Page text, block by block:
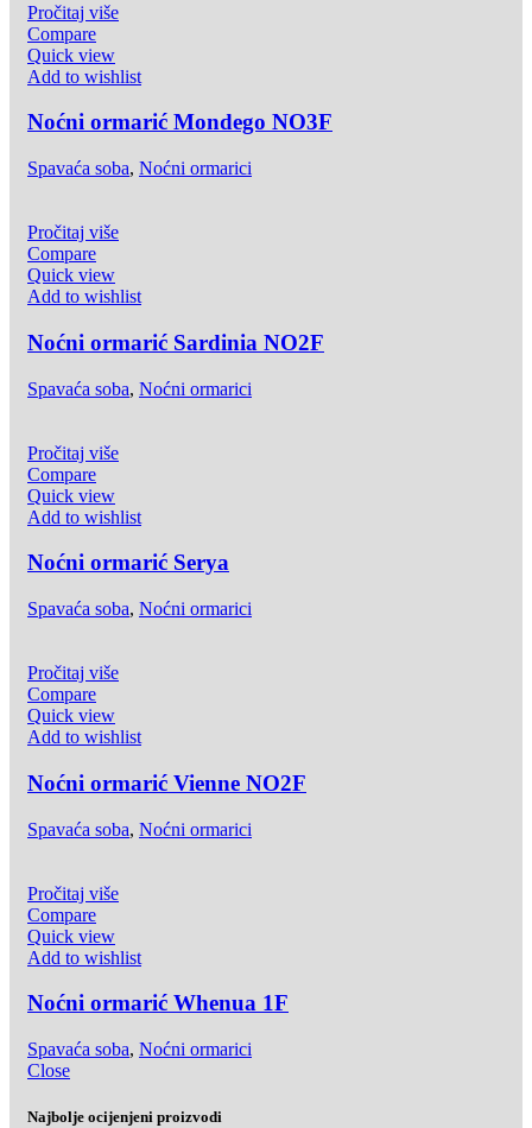
Close
Najbolje ocijenjeni proizvodi
Pročitaj više
Compare
Quick view
Add to wishlist
Noćni ormarić Mondego NO3F
Spavaća soba, Noćni ormarici
Pročitaj više
Compare
Quick view
Add to wishlist
Noćni ormarić Sardinia NO2F
Spavaća soba, Noćni ormarici
Pročitaj više
Compare
Quick view
Add to wishlist
Noćni ormarić Serya
Spavaća soba, Noćni ormarici
Pročitaj više
Compare
Quick view
Add to wishlist
Noćni ormarić Vienne NO2F
Spavaća soba, Noćni ormarici
Pročitaj više
Compare
Quick view
Add to wishlist
Noćni ormarić Whenua 1F
Spavaća soba, Noćni ormarici